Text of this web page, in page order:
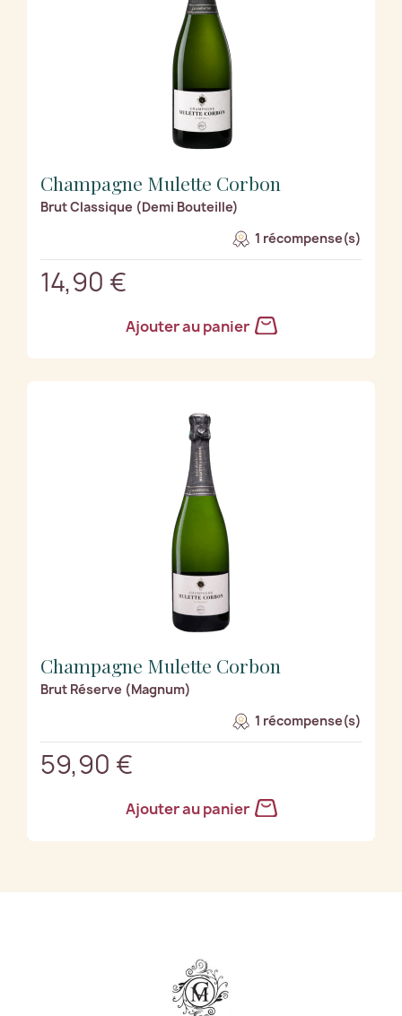
Champagne Mulette Corbon
Brut Classique (Demi Bouteille)
1 récompense(s)
14,90 €
Ajouter au panier
Champagne Mulette Corbon
Brut Réserve (Magnum)
1 récompense(s)
59,90 €
Ajouter au panier